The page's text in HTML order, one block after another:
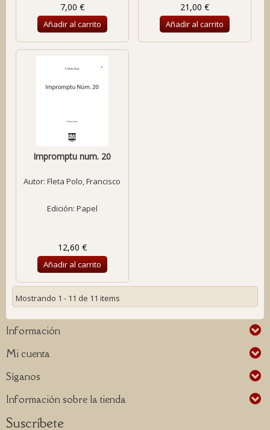
7,00 €
Añadir al carrito
21,00 €
Añadir al carrito
Impromptu num. 20
Autor:Fleta Polo, Francisco
Edición: Papel
12,60 €
Añadir al carrito
Mostrando 1 - 11 de 11 items
Información
Mi cuenta
Síganos
Información sobre la tienda
Suscríbete